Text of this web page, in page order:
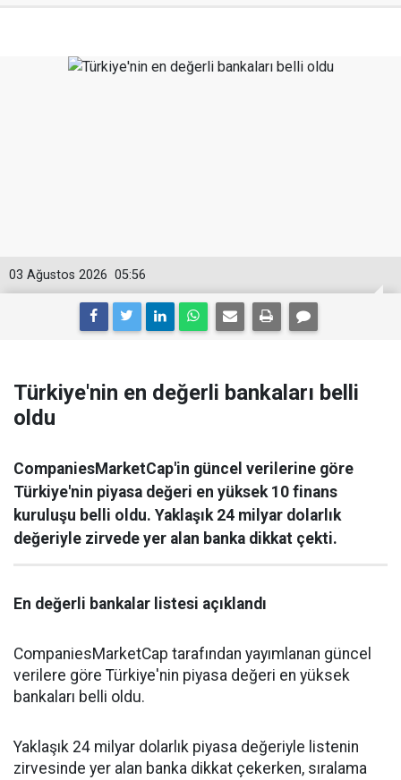
05:56
03 Ağustos 2026
Türkiye'nin en değerli bankaları belli
oldu
CompaniesMarketCap'in güncel verilerine göre
Türkiye'nin piyasa değeri en yüksek 10 finans
kuruluşu belli oldu. Yaklaşık 24 milyar dolarlık
değeriyle zirvede yer alan banka dikkat çekti.
En değerli bankalar listesi açıklandı
CompaniesMarketCap tarafından yayımlanan güncel
verilere göre Türkiye'nin piyasa değeri en yüksek
bankaları belli oldu.
Yaklaşık 24 milyar dolarlık piyasa değeriyle listenin
zirvesinde yer alan banka dikkat çekerken, sıralama